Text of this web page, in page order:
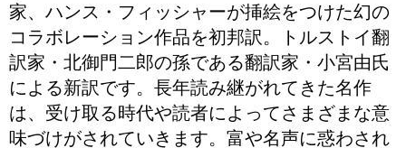
家、ハンス・フィッシャーが挿絵をつけた幻の
コラボレーション作品を初邦訳。トルストイ翻
訳家・北御門二郎の孫である翻訳家・小宮由氏
による新訳です。長年読み継がれてきた名作
は、受け取る時代や読者によってさまざまな意
味づけがされていきます。富や名声に惑わされ